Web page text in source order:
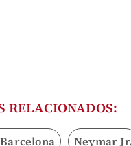
RELACIONADOS:
Neymar Jr.